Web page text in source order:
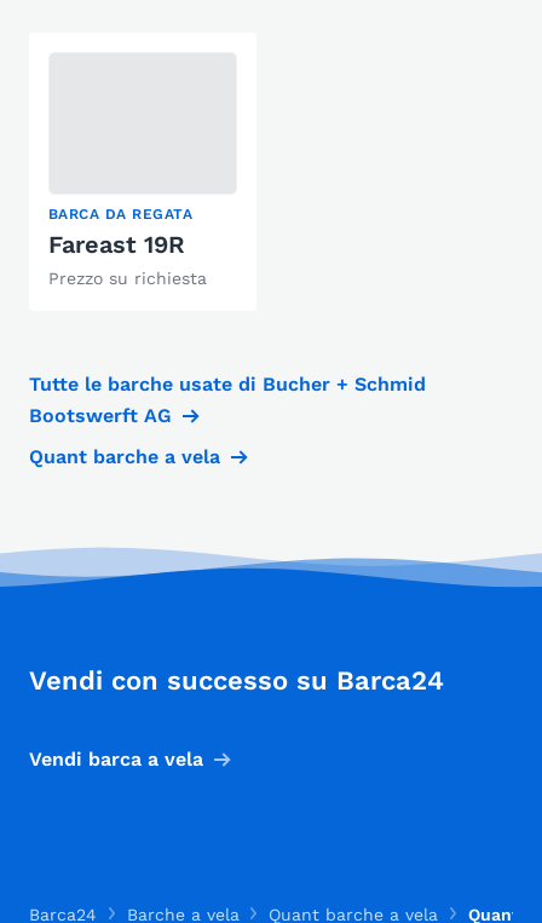
BARCA DA REGATA
Fareast 19R
Prezzo su richiesta
Tutte le barche usate di Bucher + Schmid
Bootswerft AG
Quant barche a vela
Vendi con successo su Barca24
Vendi barca a vela
Barca24 Barche a vela Quant barche a vela Quant